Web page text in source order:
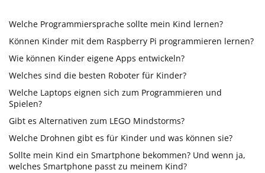
Welche Programmiersprache sollte mein Kind lernen?
Können Kinder mit dem Raspberry Pi programmieren lernen?
Wie können Kinder eigene Apps entwickeln?
Welches sind die besten Roboter für Kinder?
Welche Laptops eignen sich zum Programmieren und
Spielen?
Gibt es Alternativen zum LEGO Mindstorms?
Welche Drohnen gibt es für Kinder und was können sie?
Sollte mein Kind ein Smartphone bekommen? Und wenn ja,
welches Smartphone passt zu meinem Kind?